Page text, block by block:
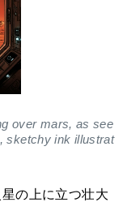
over mars, as see
sketchy ink illustrat
の上に立つ壮大